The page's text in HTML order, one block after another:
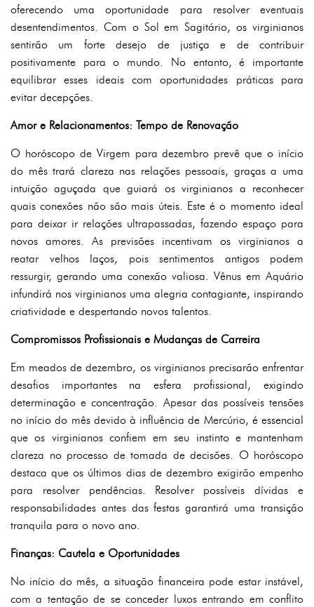
oferecendo uma oportunidade para resolver eventuais
desentendimentos. Com o Sol em Sagitário, os virginianos
sentirão um forte desejo de justiça e de contribuir
positivamente para o mundo. No entanto, é importante
equilibrar esses ideais com oportunidades práticas para
evitar decepções.
Amor e Relacionamentos: Tempo de Renovação
O horóscopo de Virgem para dezembro prevê que o início
do mês trará clareza nas relações pessoais, graças a uma
intuição aguçada que guiará os virginianos a reconhecer
quais conexões não são mais úteis. Este é o momento ideal
para deixar ir relações ultrapassadas, fazendo espaço para
novos amores. As previsões incentivam os virginianos a
reatar velhos laços, pois sentimentos antigos podem
ressurgir, gerando uma conexão valiosa. Vênus em Aquário
infundirá nos virginianos uma alegria contagiante, inspirando
criatividade e despertando novos talentos.
Compromissos Profissionais e Mudanças de Carreira
Em meados de dezembro, os virginianos precisarão enfrentar
desafios importantes na esfera profissional, exigindo
determinação e concentração. Apesar das possíveis tensões
no início do mês devido à influência de Mercúrio, é essencial
que os virginianos confiem em seu instinto e mantenham
clareza no processo de tomada de decisões. O horóscopo
destaca que os últimos dias de dezembro exigirão empenho
para resolver pendências. Resolver possíveis dívidas e
responsabilidades antes das festas garantirá uma transição
tranquila para o novo ano.
Finanças: Cautela e Oportunidades
No início do mês, a situação financeira pode estar instável,
com a tentação de se conceder luxos entrando em conflito